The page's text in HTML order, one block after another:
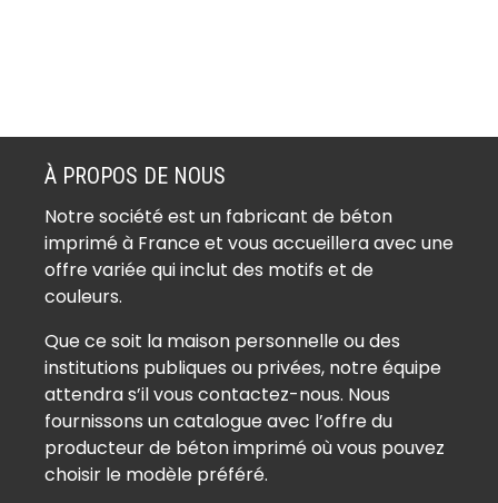
À PROPOS DE NOUS
Notre société est un fabricant de béton
imprimé à France et vous accueillera avec une
offre variée qui inclut des motifs et de
couleurs.
Que ce soit la maison personnelle ou des
institutions publiques ou privées, notre équipe
attendra s’il vous contactez-nous. Nous
fournissons un catalogue avec l’offre du
producteur de béton imprimé où vous pouvez
choisir le modèle préféré.